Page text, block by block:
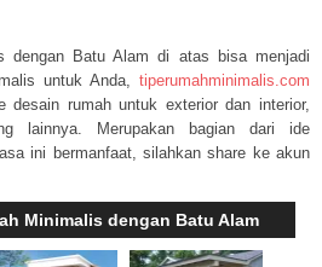
dengan Batu Alam di atas bisa menjadi
untuk Anda, tiperumahminimalis.com
desain rumah untuk exterior dan interior,
lainnya. Merupakan bagian dari ide
ini bermanfaat, silahkan share ke akun
Minimalis dengan Batu Alam